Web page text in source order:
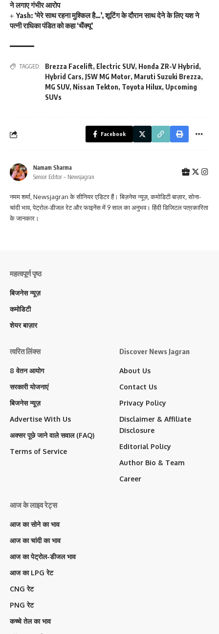
ने लगाए गंभीर आरोप
Yash: ‘मेरे साथ रहना मुश्किल है…’, शूटिंग के दौरान साथ देने के लिए यश ने
पत्नी राधिका पंडित को कहा ‘थैंक्यू’
TAGGED: Brezza Facelift, Electric SUV, Honda ZR-V Hybrid ,
Hybrid Cars, JSW MG Motor, Maruti Suzuki Brezza,
MG SUV, Nissan Tekton, Toyota Hilux, Upcoming
SUVs
Facebook
Namam Sharma
Senior Editor – Newsjagran
नमम शर्मा, Newsjagran के सीनियर एडिटर हैं। बिज़नेस न्यूज़, कमोडिटी बाज़ार, सोना-
चांदी भाव, पेट्रोल-डीजल रेट और फाइनेंस में 9 साल का अनुभव। हिंदी डिजिटल पत्रकारिता
के जानकार।
महत्वपूर्ण पृष्ठ
बिजनेस न्यूज़
कमोडिटी
शेयर बाज़ार
त्वरित लिंक्स
8 वेतन आयोग
सरकारी योजनाएं
बिजनेस न्यूज़
Advertise With Us
अक्सर पूछे जाने वाले सवाल (FAQ)
Terms of Service
Discover News Jagran
About Us
Contact Us
Privacy Policy
Disclaimer & Affiliate
Disclosure
Editorial Policy
Author Bio & Team
Career
आज के लाइव रेट्स
आज का सोने का भाव
आज का चांदी का भाव
आज का पेट्रोल-डीजल भाव
आज का LPG रेट
CNG रेट
PNG रेट
कच्चे तेल का भाव